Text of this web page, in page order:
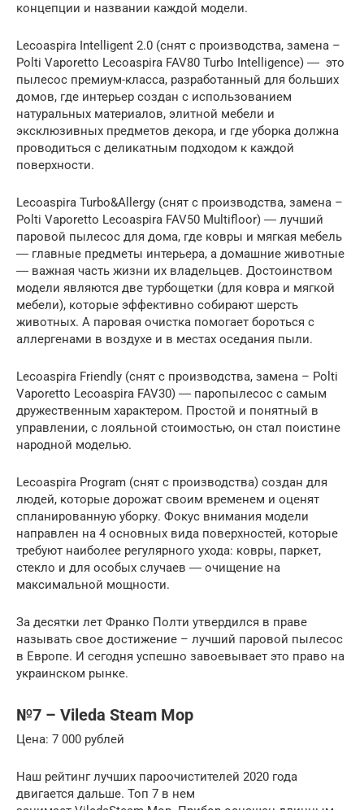
концепции и названии каждой модели.
Lecoaspira Intelligent 2.0 (снят с производства, замена –
Polti Vaporetto Lecoaspira FAV80 Turbo Intelligence) ― это
пылесос премиум-класса, разработанный для больших
домов, где интерьер создан с использованием
натуральных материалов, элитной мебели и
эксклюзивных предметов декора, и где уборка должна
проводиться с деликатным подходом к каждой
поверхности.
Lecoaspira Turbo&Allergy (снят с производства, замена –
Polti Vaporetto Lecoaspira FAV50 Multifloor) ― лучший
паровой пылесос для дома, где ковры и мягкая мебель
― главные предметы интерьера, а домашние животные
― важная часть жизни их владельцев. Достоинством
модели являются две турбощетки (для ковра и мягкой
мебели), которые эффективно собирают шерсть
животных. А паровая очистка помогает бороться с
аллергенами в воздухе и в местах оседания пыли.
Lecoaspira Friendly (снят с производства, замена – Polti
Vaporetto Lecoaspira FAV30) ― паропылесос с самым
дружественным характером. Простой и понятный в
управлении, с лояльной стоимостью, он стал поистине
народной моделью.
Lecoaspira Program (снят с производства) создан для
людей, которые дорожат своим временем и оценят
спланированную уборку. Фокус внимания модели
направлен на 4 основных вида поверхностей, которые
требуют наиболее регулярного ухода: ковры, паркет,
стекло и для особых случаев ― очищение на
максимальной мощности.
За десятки лет Франко Полти утвердился в праве
называть свое достижение – лучший паровой пылесос
в Европе. И сегодня успешно завоевывает это право на
украинском рынке.
№7 – Vileda Steam Mop
Цена: 7 000 рублей
Наш рейтинг лучших пароочистителей 2020 года
двигается дальше. Топ 7 в нем